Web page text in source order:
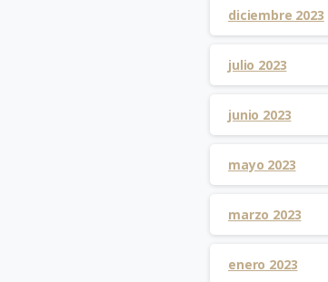
diciembre 2023
julio 2023
junio 2023
mayo 2023
marzo 2023
enero 2023